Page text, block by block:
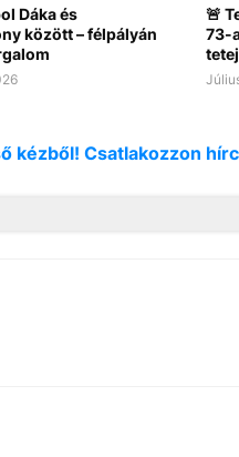
Dáka és
között – félpályán
🚨
73-
kézből! Csatlakozzon